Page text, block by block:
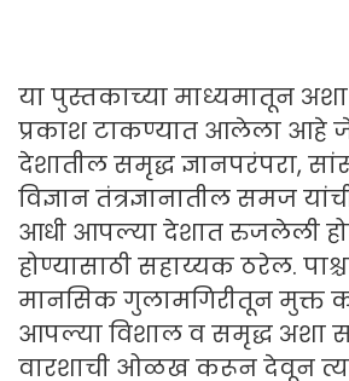
या पुस्तकाच्या माध्यमातून अशा
प्रकाश टाकण्यात आलेला आहे
देशातील समृद्ध ज्ञानपरंपरा,
विज्ञान तंत्रज्ञानातील समज
आधी आपल्या देशात रुजलेली
होण्यासाठी सहाय्यक ठरेल.
मानसिक गुलामगिरीतून मुक्त
आपल्या विशाल व समृद्ध अशा
वारशाची ओळख करून देवून